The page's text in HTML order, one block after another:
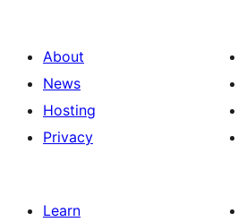
About
News
Hosting
Privacy
Learn